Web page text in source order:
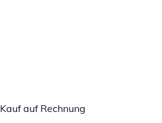
Kauf auf Rechnung